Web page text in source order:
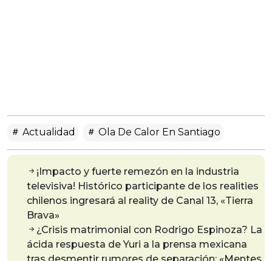
Actualidad Ola De Calor En Santiago
¡Impacto y fuerte remezón en la industria
televisiva! Histórico participante de los realities
chilenos ingresará al reality de Canal 13, «Tierra
Brava»
¿Crisis matrimonial con Rodrigo Espinoza? La
ácida respuesta de Yuri a la prensa mexicana